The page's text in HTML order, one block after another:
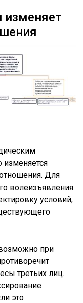
изменяет
изменяется
Для
волеизъявления
условий,
при
третьих лиц.
это